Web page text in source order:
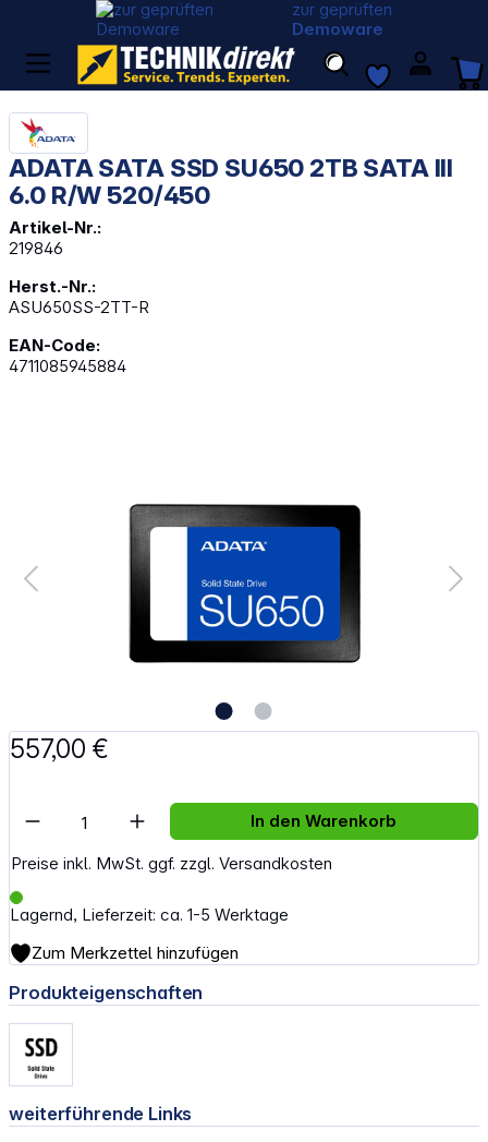
zur geprüften
Demoware
ADATA SATA SSD SU650 2TB SATA III
6.0 R/W 520/450
Artikel-Nr.:
219846
Herst.-Nr.:
ASU650SS-2TT-R
EAN-Code:
4711085945884
557,00 €
Preise inkl. MwSt. ggf. zzgl. Versandkosten
Lagernd, Lieferzeit: ca. 1-5 Werktage
Artikel Anzahl: Gib den gewünschten
In den Warenkorb
Zum Merkzettel hinzufügen
Produkteigenschaften
weiterführende Links